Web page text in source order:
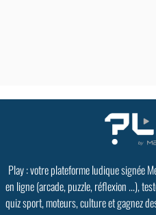
Play : votre plateforme ludique signée
en ligne (arcade, puzzle, réflexion ...),
quiz sport, moteurs, culture et gagnez